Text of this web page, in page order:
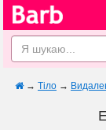
→ Тіло →